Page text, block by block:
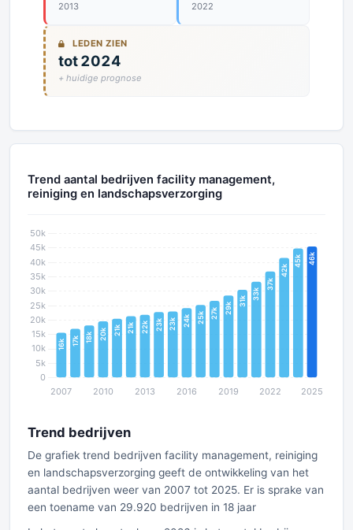
2013 2022
LEDEN ZIEN
tot 2024
+ huidige prognose
Trend aantal bedrijven facility management,
reiniging en landschapsverzorging
Trend bedrijven
De grafiek trend bedrijven facility management, reiniging
en landschapsverzorging geeft de ontwikkeling van het
aantal bedrijven weer van 2007 tot 2025. Er is sprake van
een toename van 29.920 bedrijven in 18 jaar